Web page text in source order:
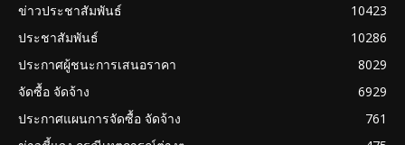
ข่าวประชาสัมพันธ์
10423
ประชาสัมพันธ์
10286
ประกาศผู้ชนะการเสนอราคา
8029
จัดซื้อ จัดจ้าง
6929
ประกาศแผนการจัดซื้อ จัดจ้าง
761